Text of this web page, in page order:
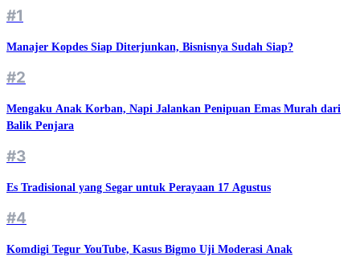
#1
Manajer Kopdes Siap Diterjunkan, Bisnisnya Sudah Siap?
#2
Mengaku Anak Korban, Napi Jalankan Penipuan Emas Murah dari
Balik Penjara
#3
Es Tradisional yang Segar untuk Perayaan 17 Agustus
#4
Komdigi Tegur YouTube, Kasus Bigmo Uji Moderasi Anak